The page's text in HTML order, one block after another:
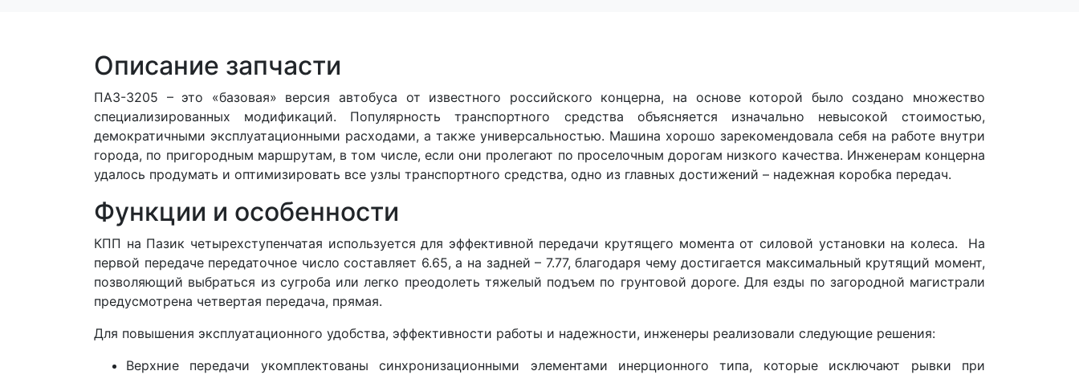
Описание запчасти
ПАЗ-3205 – это «базовая» версия автобуса от известного российского концерна, на основе которой было создано множество
специализированных модификаций. Популярность транспортного средства объясняется изначально невысокой стоимостью,
демократичными эксплуатационными расходами, а также универсальностью. Машина хорошо зарекомендовала себя на работе внутри
города, по пригородным маршрутам, в том числе, если они пролегают по проселочным дорогам низкого качества. Инженерам концерна
удалось продумать и оптимизировать все узлы транспортного средства, одно из главных достижений – надежная коробка передач.
Функции и особенности
КПП на Пазик четырехступенчатая используется для эффективной передачи крутящего момента от силовой установки на колеса. На
первой передаче передаточное число составляет 6.65, а на задней – 7.77, благодаря чему достигается максимальный крутящий момент,
позволяющий выбраться из сугроба или легко преодолеть тяжелый подъем по грунтовой дороге. Для езды по загородной магистрали
предусмотрена четвертая передача, прямая.
Для повышения эксплуатационного удобства, эффективности работы и надежности, инженеры реализовали следующие решения:
Верхние передачи укомплектованы синхронизационными элементами инерционного типа, которые исключают рывки при